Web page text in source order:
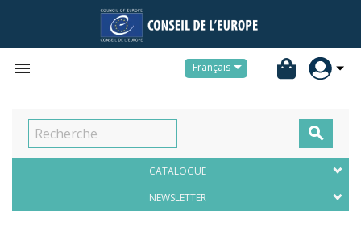
 Français

CATALOGUE
NEWSLETTER